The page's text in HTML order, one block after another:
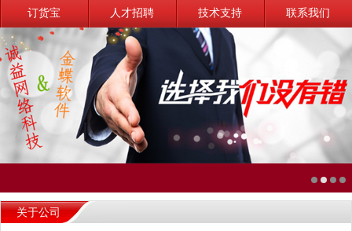
订货宝 人才招聘 技术支持 联系我们
关于公司